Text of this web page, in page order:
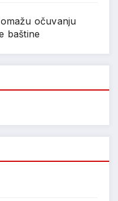
očuvanju
baštine